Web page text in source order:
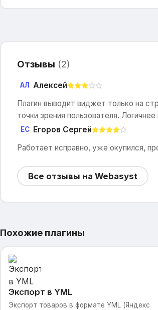
Отзывы (2)
АЛ Алексей
Плагин выводит виджет только на
точки зрения пользователя.
ЕС Егоров Сергей
Работает исправно, уже окупился,
Все отзывы на Webasyst
Похожие плагины
Экспорт в YML
Экспорт товаров в формате YML (Яндекс